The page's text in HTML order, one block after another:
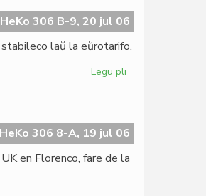
plu
en
frankoj
HeKo 306 B-9, 20 jul 06
laŭ la eŭrotarifo.
Legu pli
abontarifo
ne
plu
HeKo 306 8-A, 19 jul 06
en Florenco, fare de la